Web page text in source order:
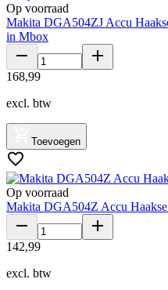
Op voorraad
Makita DGA504ZJ Accu
in Mbox
168,99
excl. btw
Toevoegen
Op voorraad
Makita DGA504Z Accu
142,99
excl. btw